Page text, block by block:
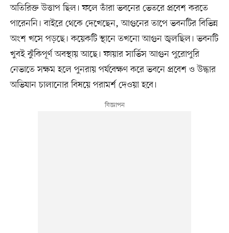
অতিরিক্ত উত্তাপ ছিল। ফলে তাঁরা ভবনের ভেতরে প্রবেশ করতে
পারেননি। বাইরে থেকে দেখেছেন, আগুনের তাপে ভবনটির বিভিন্ন
অংশ খসে পড়ছে। কয়েকটি স্থানে তখনো আগুন জ্বলছিল। ভবনটি
খুবই ঝুঁকিপূর্ণ অবস্থায় আছে। ফায়ার সার্ভিস আগুন পুরোপুরি
নেভাতে সক্ষম হলে পুনরায় পর্যবেক্ষণ করে ভবনে প্রবেশ ও উদ্ধার
অভিযান চালানোর বিষয়ে পরামর্শ দেওয়া হবে।